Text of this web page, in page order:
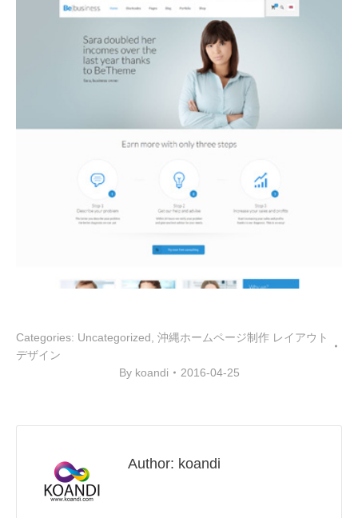
Categories: Uncategorized 沖縄ホームページ制作 レイアウト
デザイン
By koandi 2016-04-25
Author: koandi